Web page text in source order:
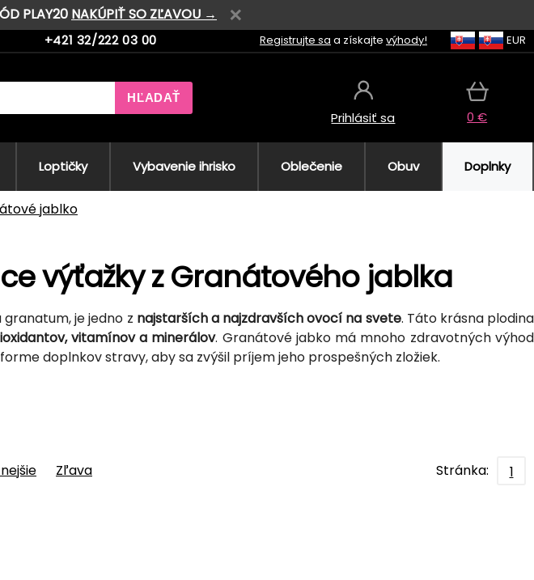
PLAY20 NAKÚPIŤ SO ZĽAVOU →
+421 32/222 03 00 Registrujte sa a získajte výhody! EUR
HĽADAŤ
Prihlásiť sa 0 €
Loptičky Vybavenie ihrisko Oblečenie Obuv Doplnky
jablko
výťažky z Granátového jablka
je jedno z najstarších a najzdravších ovocí na svete. Táto krásna plodina
vitamínov a minerálov. Granátové jabko má mnoho zdravotných výhod
doplnkov stravy, aby sa zvýšil príjem jeho prospešných zložiek.
Zľava Stránka: 1